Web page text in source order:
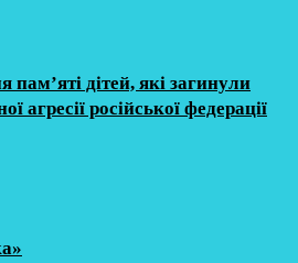
дітей, які загинули
агресії російської федерації